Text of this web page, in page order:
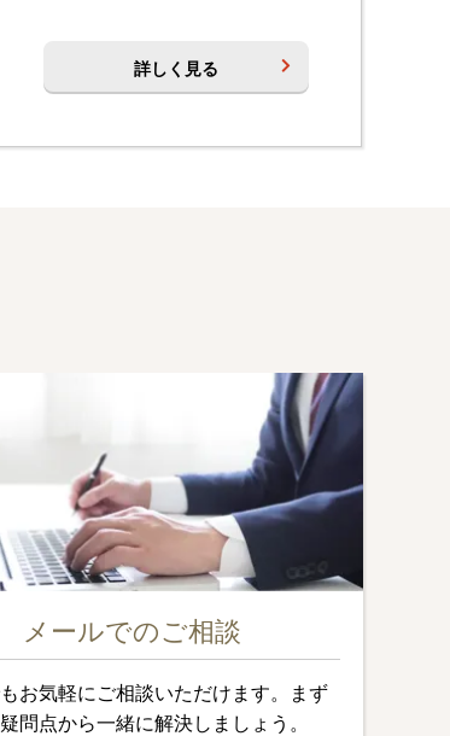
詳しく見る
メールでのご相談
お気軽にご相談いただけます。まず
問点から一緒に解決しましょう。